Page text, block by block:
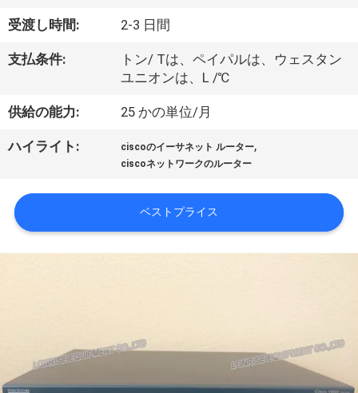
に
つ
い
工
場
受渡し時間: 2-3 日間
支払条件:
トン/ Tは、ペイパルは、ウェスタン
ユニオンは、L /℃
供給の能力: 25 かの単位/月
ハイライト: ciscoのイーサネット ルーター,
ciscoネットワークのルーター
ベストプライス